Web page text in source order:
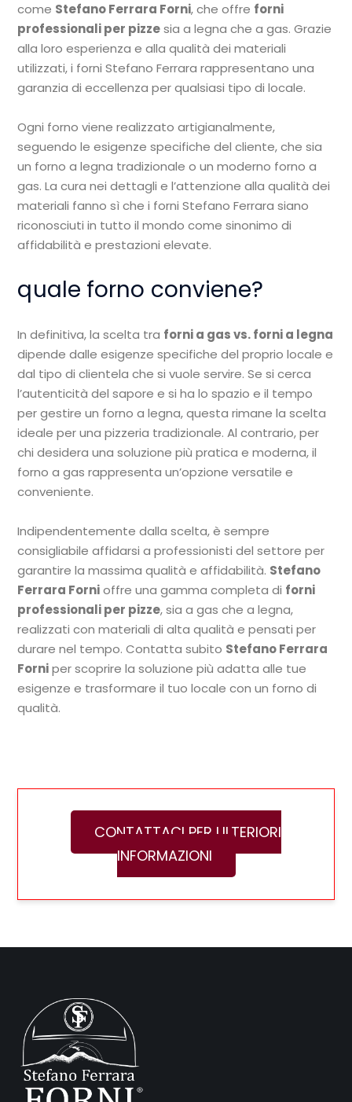
come Stefano Ferrara Forni, che offre forni
professionali per pizzesia a legna che a gas. Grazie
alla loro esperienza e alla qualità dei materiali
utilizzati, i forni Stefano Ferrara rappresentano una
garanzia di eccellenza per qualsiasi tipo di locale.
Ogni forno viene realizzato artigianalmente,
seguendo le esigenze specifiche del cliente, che sia
un forno a legna tradizionale o un moderno forno a
gas. La cura nei dettagli e l’attenzione alla qualità dei
materiali fanno sì che i forni Stefano Ferrara siano
riconosciuti in tutto il mondo come sinonimo di
affidabilità e prestazioni elevate.
quale forno conviene?
In definitiva, la scelta tra forni a gas vs. forni a legna
dipende dalle esigenze specifiche del proprio locale e
dal tipo di clientela che si vuole servire. Se si cerca
l’autenticità del sapore e si ha lo spazio e il tempo
per gestire un forno a legna, questa rimane la scelta
ideale per una pizzeria tradizionale. Al contrario, per
chi desidera una soluzione più pratica e moderna, il
forno a gas rappresenta un’opzione versatile e
conveniente.
Indipendentemente dalla scelta, è sempre
consigliabile affidarsi a professionisti del settore per
garantire la massima qualità e affidabilità. Stefano
Ferrara Fornioffre una gamma completa di forni
professionali per pizze, sia a gas che a legna,
realizzati con materiali di alta qualità e pensati per
durare nel tempo. Contatta subito Stefano Ferrara
Forniper scoprire la soluzione più adatta alle tue
esigenze e trasformare il tuo locale con un forno di
qualità.
CONTATTACI PER ULTERIORI
INFORMAZIONI